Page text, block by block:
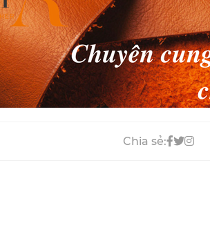
Chia sẻ: